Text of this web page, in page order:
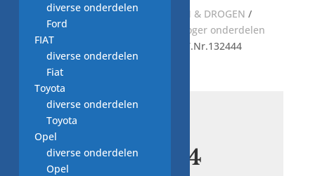
Start/Default Category WASSEN & DROGEN /
WASDROGER
GEBRUIKTE wasdroger onderdelen
WD/ / deur haak T.Nr.132444
T.Nr.132444
diverse onderdelen
Ford
FIAT
diverse onderdelen
Fiat
Toyota
diverse onderdelen
Toyota
Opel
diverse onderdelen
Opel